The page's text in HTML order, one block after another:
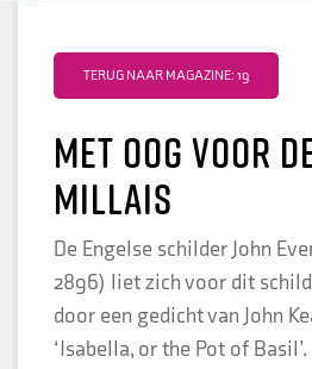
TERUG NAAR MAGAZINE: 19
Met oog voor
Millais
De Engelse schilder John
2896) liet zich voor dit
door een gedicht van John
‘Isabella, or the Pot of